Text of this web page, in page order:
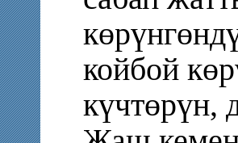
койбой
күчтөрүн,